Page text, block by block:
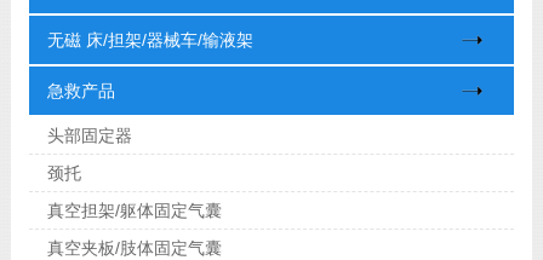
无磁 床/担架/器械车/输液架
急救产品
头部固定器
颈托
真空担架/躯体固定气囊
真空夹板/肢体固定气囊